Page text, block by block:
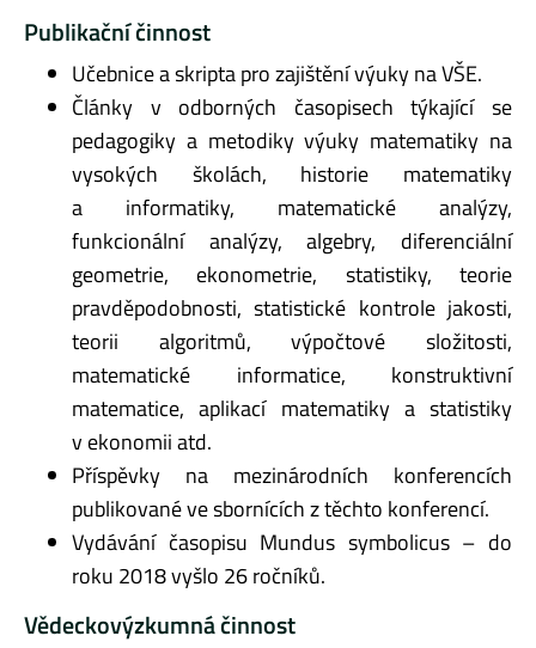
Publikační činnost
Učebnice a skripta pro zajištění výuky na VŠE.
Články v odborných časopisech týkající se
pedagogiky a metodiky výuky matematiky na
vysokých školách, historie matematiky
a informatiky, matematické analýzy,
funkcionální analýzy, algebry, diferenciální
geometrie, ekonometrie, statistiky, teorie
pravděpodobnosti, statistické kontrole jakosti,
teorii algoritmů, výpočtové složitosti,
matematické informatice, konstruktivní
matematice, aplikací matematiky a statistiky
v ekonomii atd.
Příspěvky na mezinárodních konferencích
publikované ve sbornících z těchto konferencí.
Vydávání časopisu Mundus symbolicus – do
roku 2018 vyšlo 26 ročníků.
Vědeckovýzkumná činnost